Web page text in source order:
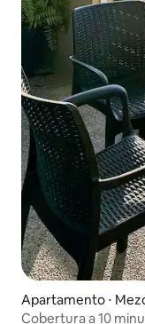
Apartamento ⋅
Cobertura a 10